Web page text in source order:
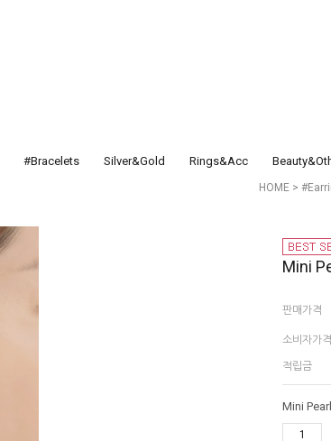
#Bracelets Silver&Gold Rings&Acc
HOME >
Mini
판매가격
소비자가격
적립금